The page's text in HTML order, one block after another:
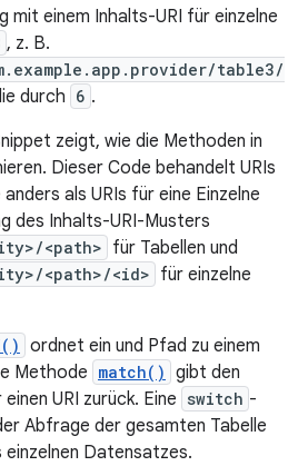
mit einem Inhalts-URI für einzelne
, z. B.
table3/
durch 6 .
zeigt, wie die Methoden in
Dieser Code behandelt URIs
als URIs für eine Einzelne
des Inhalts-URI-Musters
<path> für Tabellen und
<path>/<id> für einzelne
ordnet ein und Pfad zu einem
Methode match() gibt den
URI zurück. Eine switch -
Abfrage der gesamten Tabelle
Datensatzes.